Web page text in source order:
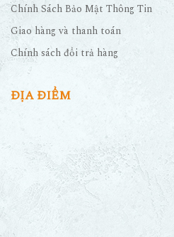
Chính Sách Bảo Mật Thông Tin
Giao hàng và thanh toán
Chính sách đổi trả hàng
ĐỊA ĐIỂM